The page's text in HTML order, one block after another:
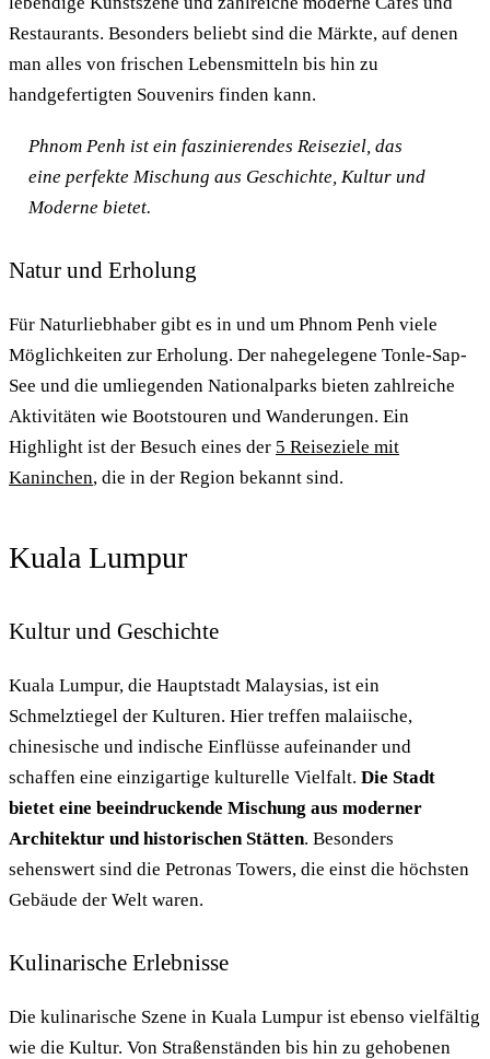
Restaurants. Besonders beliebt sind die Märkte, auf denen
man alles von frischen Lebensmitteln bis hin zu
handgefertigten Souvenirs finden kann.
Phnom Penh ist ein faszinierendes Reiseziel, das
eine perfekte Mischung aus Geschichte, Kultur und
Moderne bietet.
Natur und Erholung
Für Naturliebhaber gibt es in und um Phnom Penh viele
Möglichkeiten zur Erholung. Der nahegelegene Tonle-Sap-
See und die umliegenden Nationalparks bieten zahlreiche
Aktivitäten wie Bootstouren und Wanderungen. Ein
Highlight ist der Besuch eines der 5 Reiseziele mit
Kaninchen, die in der Region bekannt sind.
Kuala Lumpur
Kultur und Geschichte
Kuala Lumpur, die Hauptstadt Malaysias, ist ein
Schmelztiegel der Kulturen. Hier treffen malaiische,
chinesische und indische Einflüsse aufeinander und
schaffen eine einzigartige kulturelle Vielfalt. Die Stadt
bietet eine beeindruckende Mischung aus moderner
Architektur und historischen Stätten. Besonders
sehenswert sind die Petronas Towers, die einst die höchsten
Gebäude der Welt waren.
Kulinarische Erlebnisse
Die kulinarische Szene in Kuala Lumpur ist ebenso vielfältig
wie die Kultur. Von Straßenständen bis hin zu gehobenen